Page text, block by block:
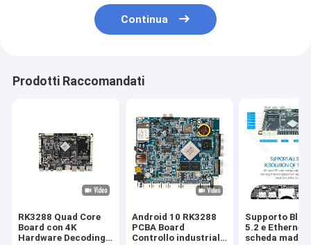
Continua
Prodotti Raccomandati
RK3288 Quad Core
Board con 4K
Hardware Decoding
Android 10 RK3288
PCBA Board
Controllo industriale
Supporto
5.2 e Ethernet
scheda madre